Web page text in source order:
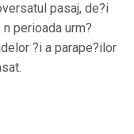
pasaj, de?i
perioada urm?
?i a parape?ilor